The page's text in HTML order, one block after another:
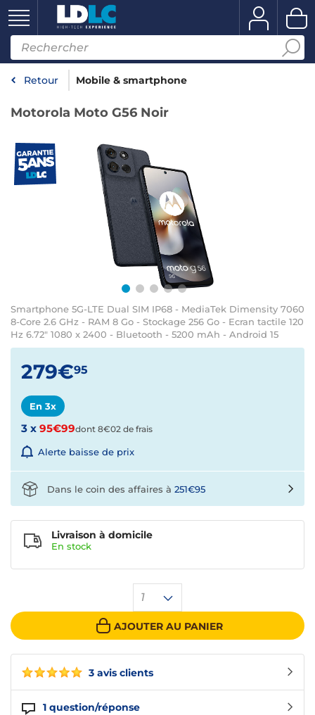
Retour Mobile & smartphone
Motorola Moto G56 Noir
Smartphone 5G-LTE Dual SIM IP68 - MediaTek Dimensity 7060
8-Core 2.6 GHz - RAM 8 Go - Stockage 256 Go - Ecran tactile 120
Hz 6.72" 1080 x 2400 - Bluetooth - 5200 mAh - Android 15
3 avis clients
1 question/réponse
279€95
En 3x
3 x 95€99dont 8€02 de frais
Alerte baisse de prix
1
AJOUTER AU PANIER
Livraison à domicile
En stock
Dans le coin des affaires à 251€95